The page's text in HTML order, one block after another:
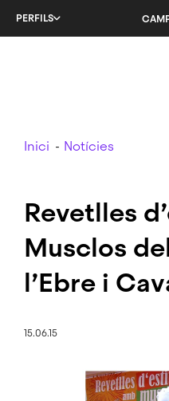
PERFILS
Breadcrumb
Inici Notícies
Revetlles
Musclos
l’Ebre i
15.06.15